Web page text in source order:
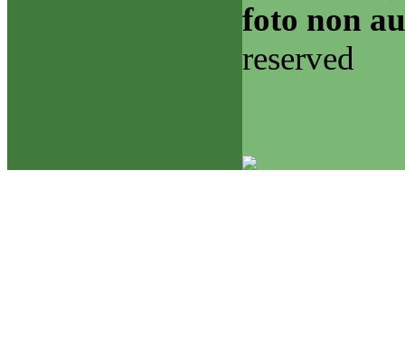
foto non
reserved